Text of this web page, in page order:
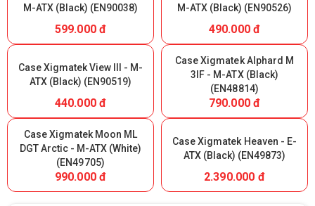
M-ATX (Black) (EN90038)
599.000 đ
M-ATX (Black) (EN90526)
490.000 đ
Case Xigmatek View III - M-
ATX (Black) (EN90519)
440.000 đ
Case Xigmatek Alphard M
3IF - M-ATX (Black)
(EN48814)
790.000 đ
Case Xigmatek Moon ML
DGT Arctic - M-ATX (White)
(EN49705)
990.000 đ
Case Xigmatek Heaven - E-
ATX (Black) (EN49873)
2.390.000 đ